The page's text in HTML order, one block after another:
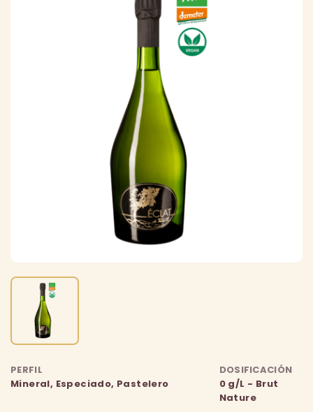
PERFIL
Mineral, Especiado, Pastelero
DOSIFICACIÓN
0 g/L - Brut
Nature